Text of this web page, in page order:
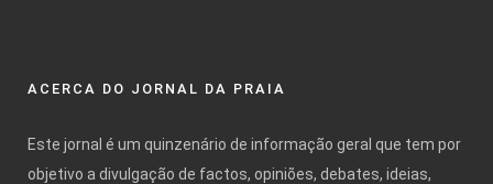
ACERCA DO JORNAL DA PRAIA
Este jornal é um quinzenário de informação geral que tem por
objetivo a divulgação de factos, opiniões, debates, ideias,